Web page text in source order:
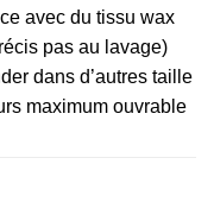
avec du tissu wax
pas au lavage)
dans d’autres taille
maximum ouvrable